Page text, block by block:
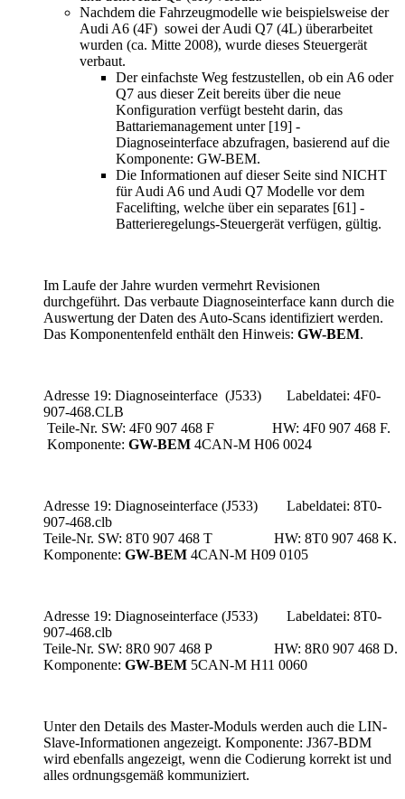
Nachdem die Fahrzeugmodelle wie beispielsweise der
Audi A6 (4F) sowei der Audi Q7 (4L) überarbeitet
wurden (ca. Mitte 2008), wurde dieses Steuergerät
verbaut.
Der einfachste Weg festzustellen, ob ein A6 oder
Q7 aus dieser Zeit bereits über die neue
Konfiguration verfügt besteht darin, das
Battariemanagement unter [19] -
Diagnoseinterface abzufragen, basierend auf die
Komponente: GW-BEM.
Die Informationen auf dieser Seite sind NICHT
für Audi A6 und Audi Q7 Modelle vor dem
Facelifting, welche über ein separates [61] -
Batterieregelungs-Steuergerät verfügen, gültig.
Im Laufe der Jahre wurden vermehrt Revisionen
durchgeführt. Das verbaute Diagnoseinterface kann durch die
Auswertung der Daten des Auto-Scans identifiziert werden.
Das Komponentenfeld enthält den Hinweis: GW-BEM.
Adresse 19: Diagnoseinterface (J533) Labeldatei: 4F0-
907-468.CLB
Teile-Nr. SW: 4F0 907 468 F HW: 4F0 907 468 F.
Komponente: GW-BEM 4CAN-M H06 0024
Adresse 19: Diagnoseinterface (J533) Labeldatei: 8T0-
907-468.clb
Teile-Nr. SW: 8T0 907 468 T HW: 8T0 907 468 K.
Komponente: GW-BEM 4CAN-M H09 0105
Adresse 19: Diagnoseinterface (J533) Labeldatei: 8T0-
907-468.clb
Teile-Nr. SW: 8R0 907 468 P HW: 8R0 907 468 D.
Komponente: GW-BEM 5CAN-M H11 0060
Unter den Details des Master-Moduls werden auch die LIN-
Slave-Informationen angezeigt. Komponente: J367-BDM
wird ebenfalls angezeigt, wenn die Codierung korrekt ist und
alles ordnungsgemäß kommuniziert.